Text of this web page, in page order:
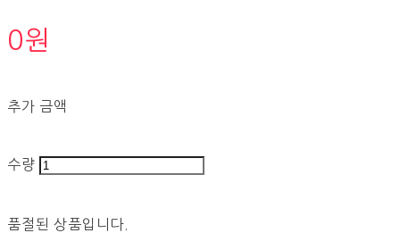
0원
추가 금액
수량
품절된 상품입니다.